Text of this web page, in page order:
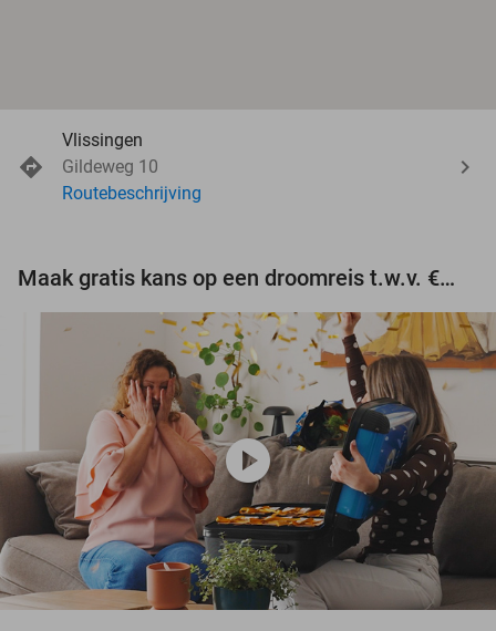
Vlissingen
Gildeweg 10
Routebeschrijving
Maak gratis kans op een droomreis t.w.v. €3.000!
play_circle